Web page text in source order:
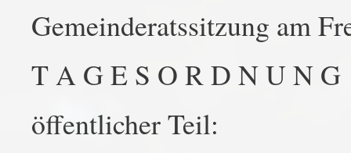
Gemeinderatssitzung am
T A G E S O R D N U N G
öffentlicher Teil: